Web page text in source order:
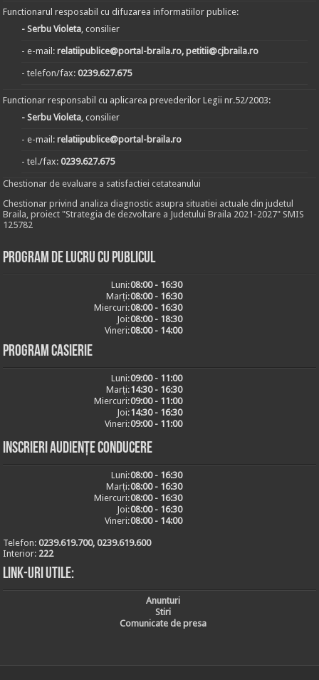
Functionarul resposabil cu difuzarea informatiilor publice:
- Serbu Violeta, consilier
- e-mail:relatiipublice@portal-braila.ro, petitii@cjbraila.ro
- telefon/fax:0239.627.675
Functionar responsabil cu aplicarea prevederilor Legii nr.52/2003:
- Serbu Violeta, consilier
- e-mail:relatiipublice@portal-braila.ro
- tel./fax:0239.627.675
Chestionar de evaluare a satisfactiei cetateanului
Chestionar privind analiza diagnostic asupra situatiei actuale din judetul
Braila, proiect "Strategia de dezvoltare a Judetului Braila 2021-2027" SMIS
125782
Program de lucru cu publicul
Luni:08:00 - 16:30
Marți:08:00 - 16:30
Miercuri:08:00 - 16:30
Joi:08:00 - 18:30
Vineri:08:00 - 14:00
Program casierie
Luni:09:00 - 11:00
Marți:14:30 - 16:30
Miercuri:09:00 - 11:00
Joi:14:30 - 16:30
Vineri:09:00 - 11:00
Inscrieri audiențe conducere
Luni:08:00 - 16:30
Marți:08:00 - 16:30
Miercuri:08:00 - 16:30
Joi:08:00 - 16:30
Vineri:08:00 - 14:00
Telefon:0239.619.700, 0239.619.600
Interior: 222
Link-uri utile:
Anunturi
Stiri
Comunicate de presa